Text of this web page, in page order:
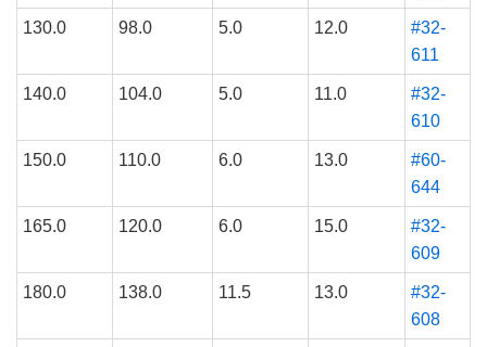
130.0 98.0 5.0 12.0
#32-
611
140.0 104.0 5.0 11.0
#32-
610
150.0 110.0 6.0 13.0
#60-
644
165.0 120.0 6.0 15.0
#32-
609
180.0 138.0 11.5 13.0
#32-
608